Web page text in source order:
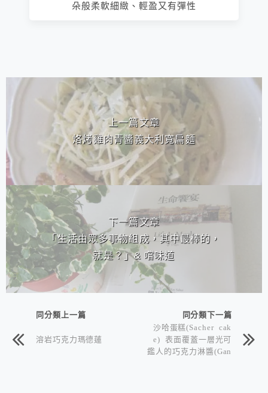
朵般柔軟細緻、輕盈又有彈性
相連文章
上一篇文章
烙烤雞肉青醬義大利寬扁麵
下一篇文章
「生活由眾多事物組成，其中最棒的，
就是？」& 嚐味道
同分類上一篇
溶岩巧克力瑪德蓮
同分類下一篇
沙哈蛋糕(Sacher cak
e) 表面覆蓋一層光可
鑑人的巧克力淋醬(Gan